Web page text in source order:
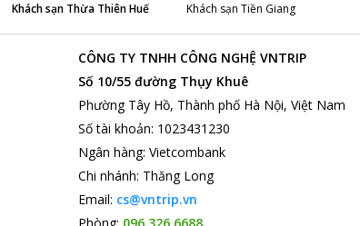
Khách sạn Thừa Thiên Huế Khách sạn Tiền Giang
CÔNG TY TNHH CÔNG NGHỆ VNTRIP
Số 10/55 đường Thụy Khuê
Phường Tây Hồ, Thành phố Hà Nội, Việt Nam
Số tài khoản: 1023431230
Ngân hàng: Vietcombank
Chi nhánh: Thăng Long
Email: cs@vntrip.vn